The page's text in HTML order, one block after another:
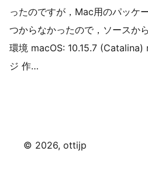
ったのですが，Mac用のパッケ
つからなかったので，ソースか
環境 macOS: 10.15.7
ジ 作…
© 2026, ottijp